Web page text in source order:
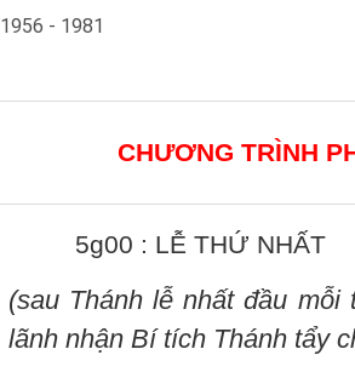
1956 - 1981
CHƯƠNG TRÌNH
5g00 : LỄ THỨ NHẤT
(sau Thánh lễ nhất đầu mỗi
lãnh nhận Bí tích Thánh tẩy